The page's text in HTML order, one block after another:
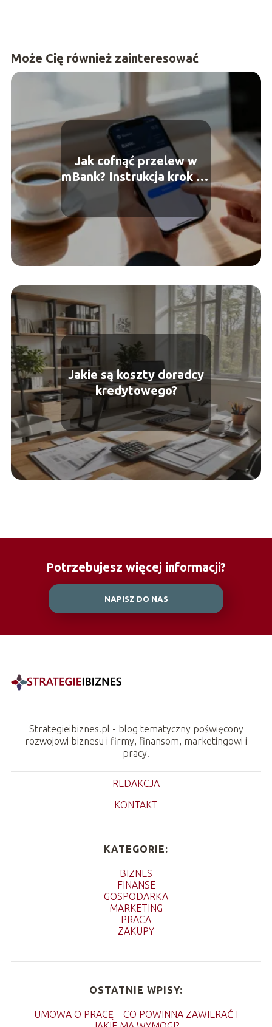
Może Cię również zainteresować
Jak cofnąć przelew w
mBank? Instrukcja krok po
kroku
Jakie są koszty doradcy
kredytowego?
Potrzebujesz więcej informacji?
NAPISZ DO NAS
Strategieibiznes.pl - blog tematyczny poświęcony
rozwojowi biznesu i firmy, finansom, marketingowi i
pracy.
REDAKCJA
KONTAKT
KATEGORIE:
BIZNES
FINANSE
GOSPODARKA
MARKETING
PRACA
ZAKUPY
OSTATNIE WPISY:
UMOWA O PRACĘ – CO POWINNA ZAWIERAĆ I